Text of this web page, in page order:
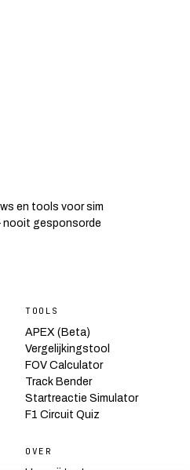
en tools voor sim
gesponsorde
TOOLS
APEX (Beta)
Vergelijkingstool
FOV Calculator
Track Bender
Startreactie Simulator
F1 Circuit Quiz
OVER